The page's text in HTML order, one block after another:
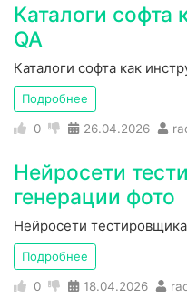
Каталоги софта
QA
Каталоги софта как
Подробнее
0 26.04.2026
Нейросети
генерации фото
Нейросети
Подробнее
0 18.04.2026